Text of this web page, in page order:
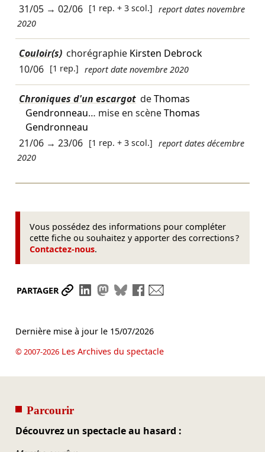
31/05→ 02/06 [1 rep. + 3 scol.] report dates novembre
2020
Couloir(s) chorégraphie Kirsten Debrock
10/06 [1 rep.] report date novembre 2020
Chroniques d'un escargot deThomas
Gendronneau… mise en scèneThomas
Gendronneau
21/06→ 23/06 [1 rep. + 3 scol.] report dates décembre
2020
Vous possédez des informations pour compléter
cette fiche ou souhaitez y apporter des corrections ?
Contactez-nous.
PARTAGER Partager le lien
Partager sur LinkedIn
Partager sur Mastodon
Partager sur Bluesky
Partager sur Facebook
Dernière mise à jour le 15/07/2026
© 2007-2026Les Archives du spectacle
Parcourir
Découvrez un spectacle au hasard :